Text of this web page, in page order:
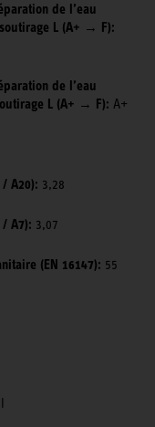
de l’eau
L (A+ → F):
de l’eau
L (A+ → F): A+
/ A20): 3,28
/ A7): 3,07
(EN 16147): 55